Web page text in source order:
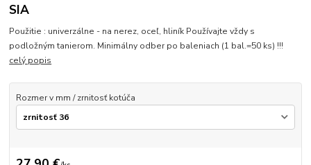
SIA
Použitie : univerzálne - na nerez, oceľ, hliník Používajte vždy s
podložným tanierom. Minimálny odber po baleniach (1 bal.=50 ks) !!!
celý popis
Rozmer v mm / zrnitosť kotúča